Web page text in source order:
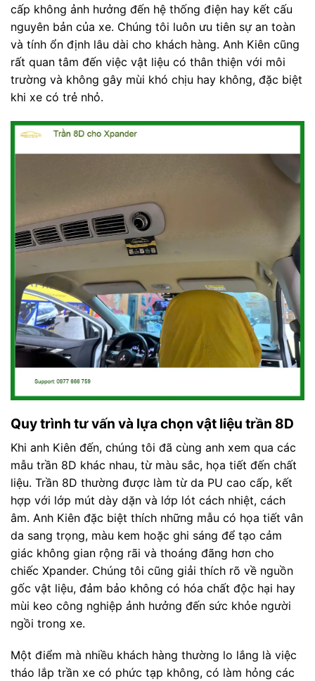
cấp không ảnh hưởng đến hệ thống điện hay kết cấu
nguyên bản của xe. Chúng tôi luôn ưu tiên sự an toàn
và tính ổn định lâu dài cho khách hàng. Anh Kiên cũng
rất quan tâm đến việc vật liệu có thân thiện với môi
trường và không gây mùi khó chịu hay không, đặc biệt
khi xe có trẻ nhỏ.
Quy trình tư vấn và lựa chọn vật liệu trần 8D
Khi anh Kiên đến, chúng tôi đã cùng anh xem qua các
mẫu trần 8D khác nhau, từ màu sắc, họa tiết đến chất
liệu. Trần 8D thường được làm từ da PU cao cấp, kết
hợp với lớp mút dày dặn và lớp lót cách nhiệt, cách
âm. Anh Kiên đặc biệt thích những mẫu có họa tiết vân
da sang trọng, màu kem hoặc ghi sáng để tạo cảm
giác không gian rộng rãi và thoáng đãng hơn cho
chiếc Xpander. Chúng tôi cũng giải thích rõ về nguồn
gốc vật liệu, đảm bảo không có hóa chất độc hại hay
mùi keo công nghiệp ảnh hưởng đến sức khỏe người
ngồi trong xe.
Một điểm mà nhiều khách hàng thường lo lắng là việc
tháo lắp trần xe có phức tạp không, có làm hỏng các